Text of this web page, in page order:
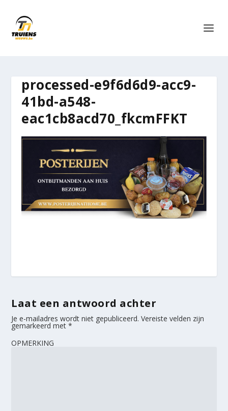
processed-e9f6d6d9-acc9-
41bd-a548-
eac1cb8acd70_fkcmFFKT
Laat een antwoord achter
Je e-mailadres wordt niet gepubliceerd. Vereiste velden zijn
gemarkeerd met*
OPMERKING